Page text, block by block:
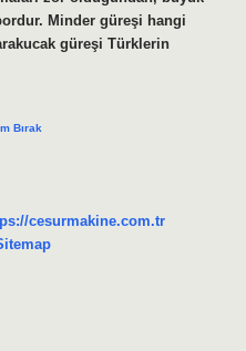
Minder güreşi hangi
güreşi Türklerin
Bırak
cesurmakine.com.tr